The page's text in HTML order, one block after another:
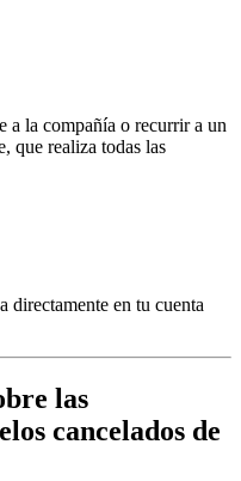
a la compañía o recurrir a un
que realiza todas las
directamente en tu cuenta
las
cancelados de